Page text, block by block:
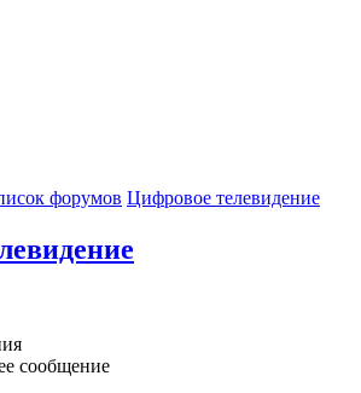
форумов Цифровое телевидение
сообщение